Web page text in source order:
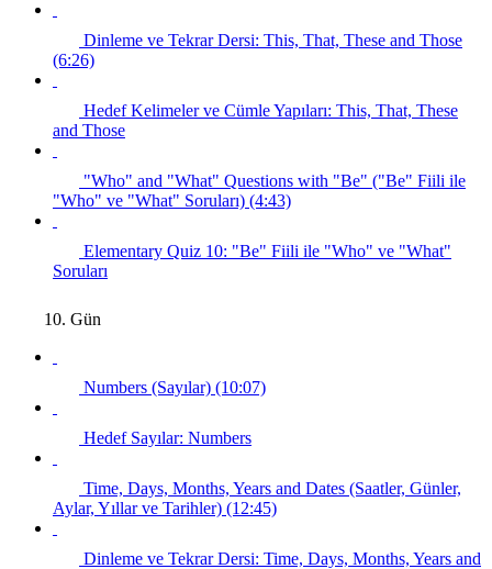
Dinleme ve Tekrar Dersi: This, That, These and Those
(6:26)
Hedef Kelimeler ve Cümle Yapıları: This, That, These
and Those
"Who" and "What" Questions with "Be" ("Be" Fiili ile
"Who" ve "What" Soruları) (4:43)
Elementary Quiz 10: "Be" Fiili ile "Who" ve "What"
Soruları
10. Gün
Numbers (Sayılar) (10:07)
Hedef Sayılar: Numbers
Time, Days, Months, Years and Dates (Saatler, Günler,
Aylar, Yıllar ve Tarihler) (12:45)
Dinleme ve Tekrar Dersi: Time, Days, Months, Years and